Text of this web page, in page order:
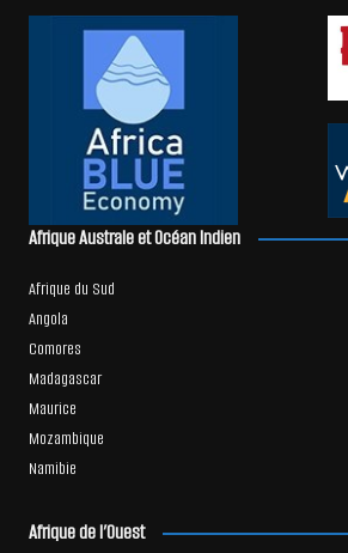
Afrique Australe et Océan Indien
Afrique du Sud
Angola
Comores
Madagascar
Maurice
Mozambique
Namibie
Afrique de l’Ouest